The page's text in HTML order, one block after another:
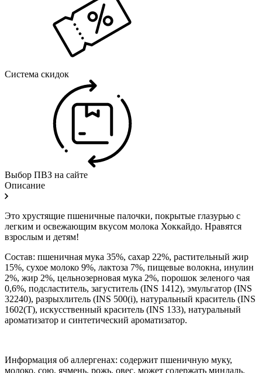
Система скидок
Выбор ПВЗ на сайте
Описание
Это хрустящие пшеничные палочки, покрытые глазурью с
легким и освежающим вкусом молока Хоккайдо. Нравятся
взрослым и детям!
Состав: пшеничная мука 35%, сахар 22%, растительный жир
15%, сухое молоко 9%, лактоза 7%, пищевые волокна, инулин
2%, жир 2%, цельнозерновая мука 2%, порошок зеленого чая
0,6%, подсластитель, загуститель (INS 1412), эмульгатор (INS
32240), разрыхлитель (INS 500(i), натуральный краситель (INS
1602(T), искусственный краситель (INS 133), натуральный
ароматизатор и синтетический ароматизатор.
Информация об аллергенах: содержит пшеничную муку,
молоко, сою, ячмень, рожь, овес, может содержать миндаль.